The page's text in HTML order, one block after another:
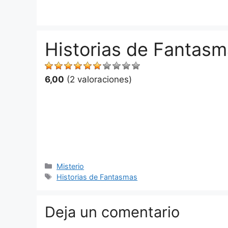
Historias de
6,00 (2 valoraciones)
Categorías
Misterio
Etiquetas
Historias de Fantasmas
Deja un comentario